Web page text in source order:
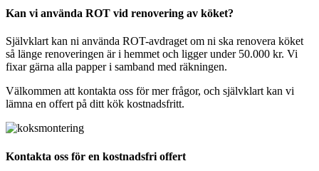
Kan vi använda ROT vid renovering av köket?
Självklart kan ni använda ROT-avdraget om ni ska renovera köket
så länge renoveringen är i hemmet och ligger under 50.000 kr. Vi
fixar gärna alla papper i samband med räkningen.
Välkommen att kontakta oss för mer frågor, och självklart kan vi
lämna en offert på ditt kök kostnadsfritt.
Kontakta oss för en kostnadsfri offert